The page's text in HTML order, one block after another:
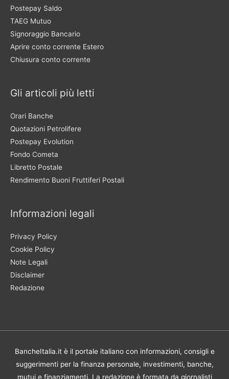
Postepay Saldo
TAEG Mutuo
Signoraggio Bancario
Aprire conto corrente Estero
Chiusura conto corrente
Gli articoli più letti
Orari Banche
Quotazioni Petrolifere
Postepay Evolution
Fondo Cometa
Libretto Postale
Rendimento Buoni Fruttiferi Postali
Informazioni legali
Privacy Policy
Cookie Policy
Note Legali
Disclaimer
Redazione
BancheItalia.it è il portale italiano con informazioni, consigli e
suggerimenti per la finanza personale, investimenti, banche,
mutui e finanziamenti. La redazione è formata da giornalisti